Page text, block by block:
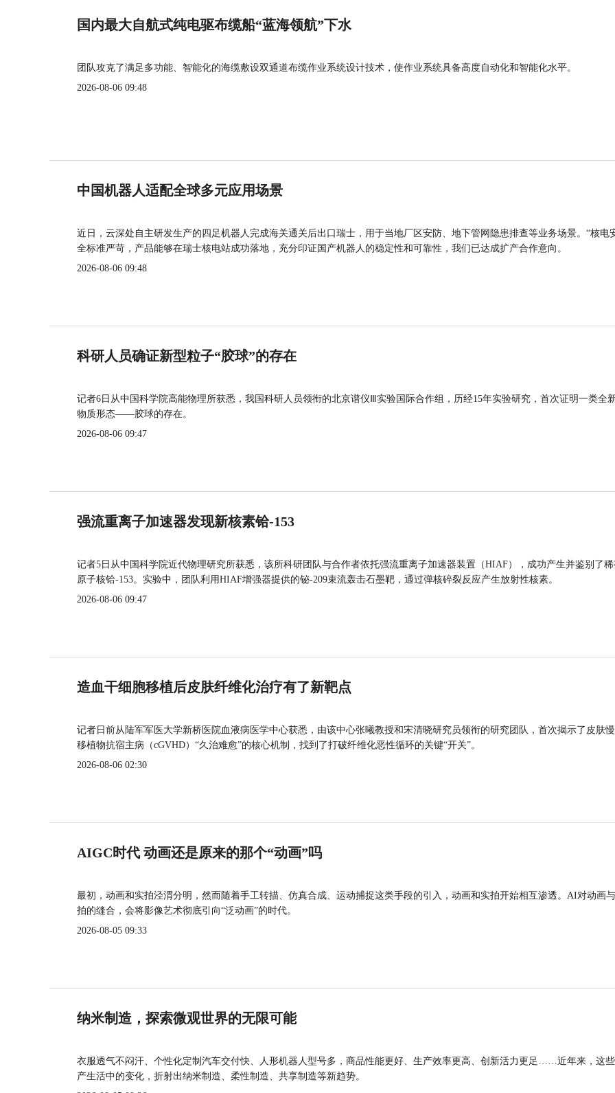
国内最大自航式纯电驱布缆船“蓝海领航”下水
团队攻克了满足多功能、智能化的海缆敷设双通道布缆作业系统设计技术，使作业系统具备高度自动化和智能化水平。
2026-08-06 09:48
中国机器人适配全球多元应用场景
近日，云深处自主研发生产的四足机器人完成海关通关后出口瑞士，用于当地厂区安防、地下管网隐患排查等业务场景。“核电
全标准严苛，产品能够在瑞士核电站成功落地，充分印证国产机器人的稳定性和可靠性，我们已达成扩产合作意向。
2026-08-06 09:48
科研人员确证新型粒子“胶球”的存在
记者6日从中国科学院高能物理所获悉，我国科研人员领衔的北京谱仪Ⅲ实验国际合作组，历经15年实验研究，首次证明一类全
物质形态——胶球的存在。
2026-08-06 09:47
强流重离子加速器发现新核素铪-153
记者5日从中国科学院近代物理研究所获悉，该所科研团队与合作者依托强流重离子加速器装置（HIAF），成功产生并鉴别了
原子核铪-153。实验中，团队利用HIAF增强器提供的铋-209束流轰击石墨靶，通过弹核碎裂反应产生放射性核素。
2026-08-06 09:47
造血干细胞移植后皮肤纤维化治疗有了新靶点
记者日前从陆军军医大学新桥医院血液病医学中心获悉，由该中心张曦教授和宋清晓研究员领衔的研究团队，首次揭示了皮肤
移植物抗宿主病（cGVHD）“久治难愈”的核心机制，找到了打破纤维化恶性循环的关键“开关”。
2026-08-06 02:30
AIGC时代 动画还是原来的那个“动画”吗
最初，动画和实拍泾渭分明，然而随着手工转描、仿真合成、运动捕捉这类手段的引入，动画和实拍开始相互渗透。AI对动画
拍的缝合，会将影像艺术彻底引向“泛动画”的时代。
2026-08-05 09:33
纳米制造，探索微观世界的无限可能
衣服透气不闷汗、个性化定制汽车交付快、人形机器人型号多，商品性能更好、生产效率更高、创新活力更足……近年来，这
产生活中的变化，折射出纳米制造、柔性制造、共享制造等新趋势。